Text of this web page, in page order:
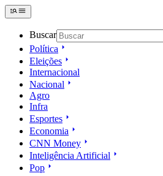
Buscar
Política
Eleições
Internacional
Nacional
Agro
Infra
Esportes
Economia
CNN Money
Inteligência Artificial
Pop